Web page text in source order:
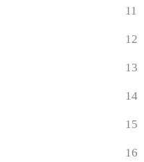
11
12
13
14
15
16